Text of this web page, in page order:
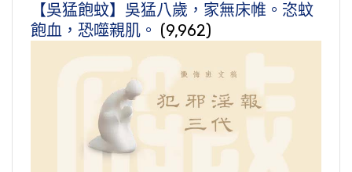
【吳猛飽蚊】吳猛八歲，家無床帷。恣蚊
飽血，恐噬親肌。 (9,962)